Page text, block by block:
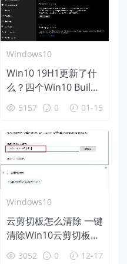
Windows10
Win10 19H1更新了什
么？四个Win10 Build
18312新特性盘点
5157 0 01-15
Windows10
云剪切板怎么清除 一键
清除Win10云剪切板方
法 3052 0 12-17